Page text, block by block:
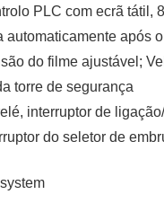
PLC com ecrã tátil,
automaticamente após
do filme ajustável;
torre de segurança
interruptor de
do seletor de